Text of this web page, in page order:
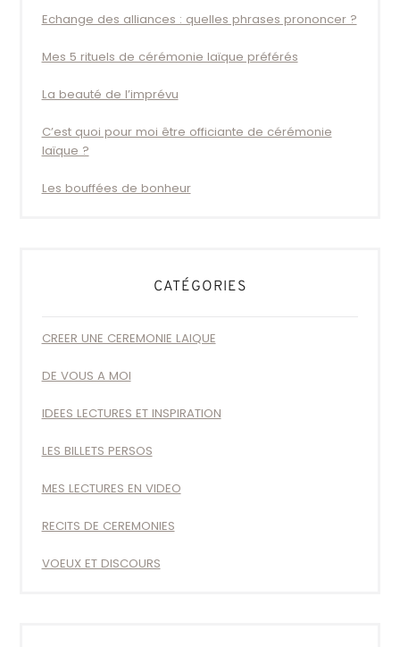
Echange des alliances : quelles phrases prononcer ?
Mes 5 rituels de cérémonie laïque préférés
La beauté de l’imprévu
C’est quoi pour moi être officiante de cérémonie
laïque ?
Les bouffées de bonheur
CATÉGORIES
CREER UNE CEREMONIE LAIQUE
DE VOUS A MOI
IDEES LECTURES ET INSPIRATION
LES BILLETS PERSOS
MES LECTURES EN VIDEO
RECITS DE CEREMONIES
VOEUX ET DISCOURS